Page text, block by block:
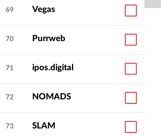
69 Vegas
70 Purrweb
71 ipos.digital
72 NOMADS
73 SLAM